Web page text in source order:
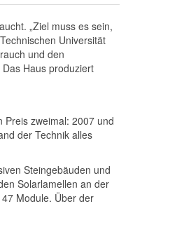
„Ziel muss es sein,
Universität
und den
Haus produziert
Preis zweimal: 2007 und
der Technik alles
Steingebäuden und
Solarlamellen an der
Module. Über der